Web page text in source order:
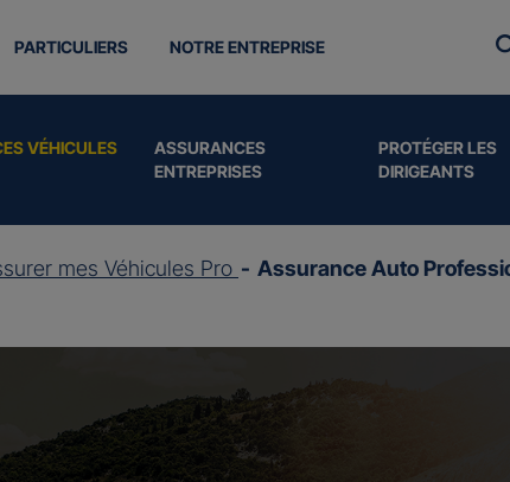
VÉHICULES
ASSURANCES
ENTREPRISES
PROTÉGER LES
DIRIGEANTS
PARTICULIERS NOTRE ENTREPRISE
mes Véhicules Pro Assurance Auto